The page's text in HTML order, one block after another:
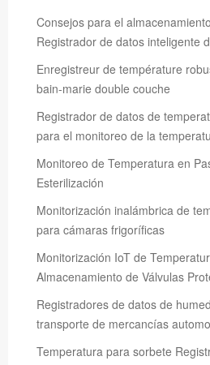
Consejos para el
Registrador de datos inteligente
Enregistreur de température
bain-marie double couche
Registrador de datos de
para el monitoreo de la
Monitoreo de Temperatura en
Esterilización
Monitorización inalámbrica de
para cámaras frigoríficas
Monitorización IoT de
Almacenamiento de Válvulas
Registradores de datos de
transporte de mercancías
Temperatura para sorbete